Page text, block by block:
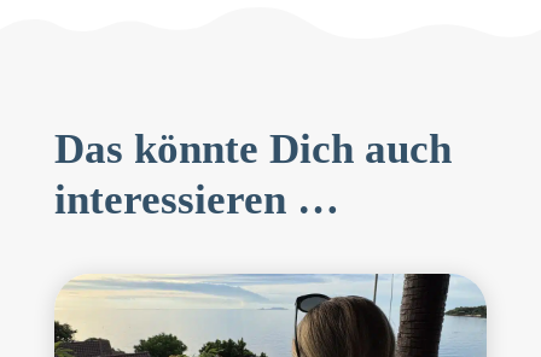
Das könnte Dich auch
interessieren …